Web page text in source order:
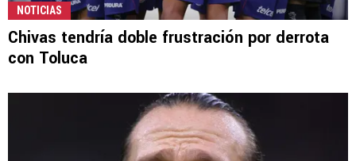
NOTICIAS
Chivas tendría doble frustración por derrota
con Toluca